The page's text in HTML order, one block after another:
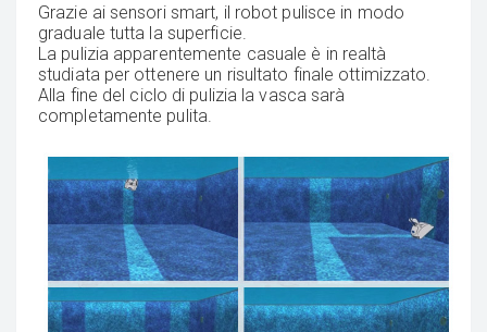
Grazie ai sensori smart, il robot pulisce in modo
graduale tutta la superficie.
La pulizia apparentemente casuale è in realtà
studiata per ottenere un risultato finale ottimizzato.
Alla fine del ciclo di pulizia la vasca sarà
completamente pulita.